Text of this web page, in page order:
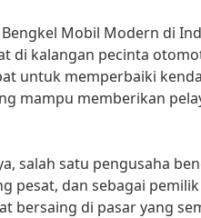
Mobil Modern di
di kalangan pecinta
untuk memperbaiki
mampu memberikan
salah satu pengusaha
pesat, dan sebagai
bersaing di pasar yang